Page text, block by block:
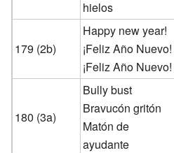
hielos
179 (2b)
Happy new year!
¡Feliz Año Nuevo!
¡Feliz Año Nuevo!
180 (3a)
Bully bust
Bravucón gritón
Matón de
ayudante